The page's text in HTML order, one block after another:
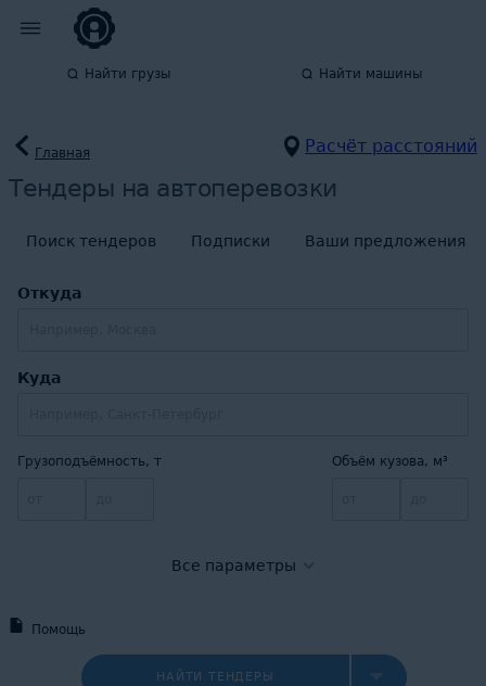
Найти грузы Найти машины
Главная Расчёт расстояний
Тендеры на автоперевозки
Поиск тендеров Подписки Ваши предложения
Откуда
Куда
Грузоподъёмность, т Объём кузова, м³
Все параметры
Помощь
НАЙТИ ТЕНДЕРЫ